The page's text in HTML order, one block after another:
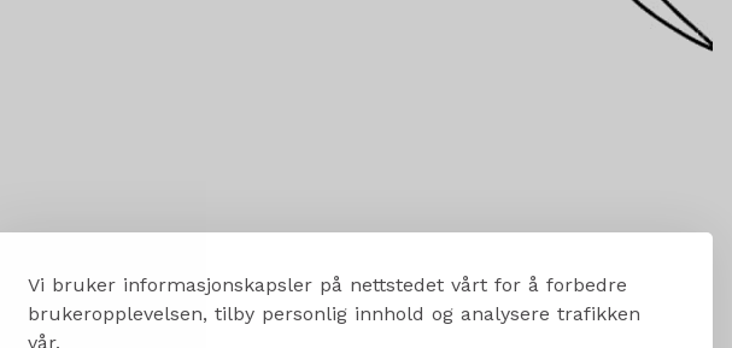
Vi bruker informasjonskapsler på nettstedet vårt for å forbedre
brukeropplevelsen, tilby personlig innhold og analysere trafikken
vår.